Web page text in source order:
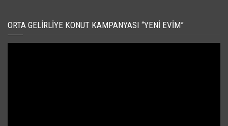
ORTA GELIRLIYE KONUT KAMPANYASI “YENI EVIM”